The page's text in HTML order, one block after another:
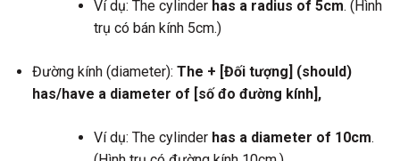
Ví dụ: The cylinder has a radius of 5cm. (Hình
trụ có bán kính 5cm.)
Đường kính (diameter): The + [Đối tượng] (should)
has/have a diameter of [số đo đường kính],
Ví dụ: The cylinder has a diameter of 10cm.